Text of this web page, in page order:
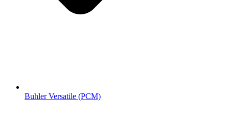
Buhler Versatile (РСМ)